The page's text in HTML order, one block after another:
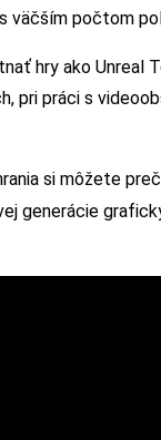
väčším počtom
hry ako Unreal
pri práci s
si môžete
generácie